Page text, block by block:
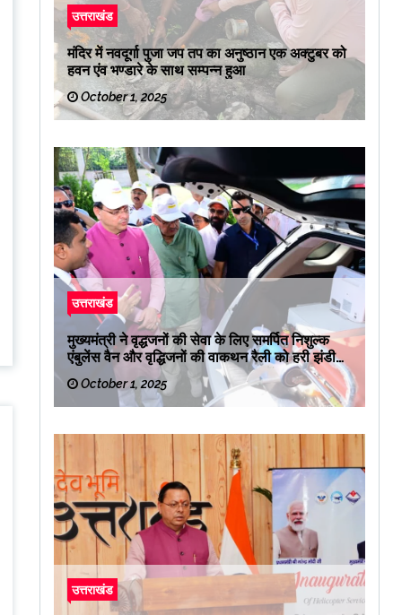
उत्तराखंड
मंदिर में नवदूर्गा पुजा जप तप का अनुष्ठान एक अक्टुबर को
हवन एंव भण्डारे के साथ सम्पन्न हुआ
October 1, 2025
उत्तराखंड
मुख्यमंत्री ने वृद्धजनों की सेवा के लिए समर्पित निशुल्क
एंबुलेंस वैन और वृद्धिजनों की वाकथन रैली को हरी झंडी
दिखाकर रवाना किया
October 1, 2025
उत्तराखंड